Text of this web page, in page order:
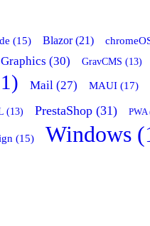
(15) Blazor (21)
Graphics (30) GravCMS (13)
Mail (27) MAUI (17)
(13) PrestaShop (31) PWA
(15) Windows